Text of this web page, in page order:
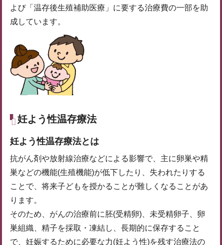
よび「温存後生殖補助医療」に要する治療費の一部を助
成しています。
妊よう性温存療法
妊よう性温存療法とは
抗がん剤や放射線治療などによる影響で、主に卵巣や精
巣などの機能(生殖機能)が低下したり、失われたりする
ことで、将来子どもを授かることが難しくなることがあ
ります。
そのため、がんの治療前に胚(受精卵)、未受精卵子、卵
巣組織、精子を採取・凍結し、長期的に保存すること
で、妊娠するために必要な力(妊よう性)を残す治療法の